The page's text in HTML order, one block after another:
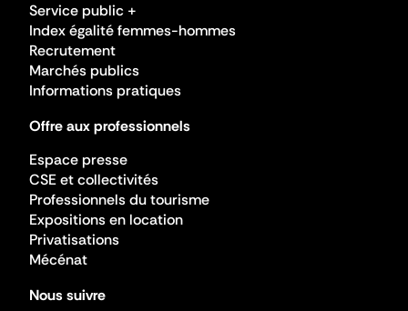
Service public +
Index égalité femmes-hommes
Recrutement
Marchés publics
Informations pratiques
Offre aux professionnels
Espace presse
CSE et collectivités
Professionnels du tourisme
Expositions en location
Privatisations
Mécénat
Nous suivre